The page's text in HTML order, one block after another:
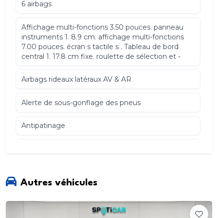
6 airbags
Affichage multi-fonctions 3.50 pouces. panneau
instruments 1. 8.9 cm. affichage multi-fonctions
7.00 pouces. écran s tactile s . Tableau de bord
central 1. 17.8 cm fixe. roulette de sélection et -
Airbags rideaux latéraux AV & AR
Alerte de sous-gonflage des pneus
Antipatinage
max de déclenchement 180 km/h 112 mph
Climatisation
Autres véhicules